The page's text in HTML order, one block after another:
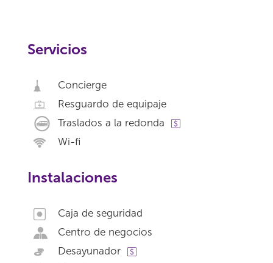
Servicios
Concierge
Resguardo de equipaje
Traslados a la redonda
Wi-fi
Instalaciones
Caja de seguridad
Centro de negocios
Desayunador